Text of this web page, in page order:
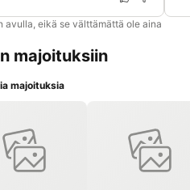
eikä se välttämättä ole aina
majoituksiin
majoituksia